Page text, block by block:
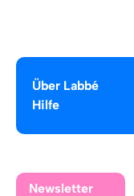
Über Labbé
Hilfe
Newsletter